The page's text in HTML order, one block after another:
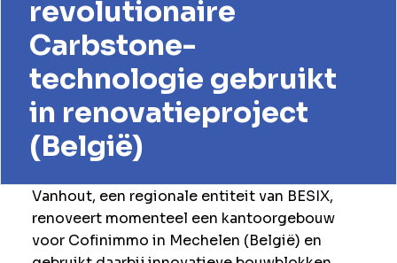
revolutionaire
Carbstone-
technologie gebruikt
in renovatieproject
(België)
Vanhout, een regionale entiteit van BESIX,
renoveert momenteel een kantoorgebouw
voor Cofinimmo in Mechelen (België) en